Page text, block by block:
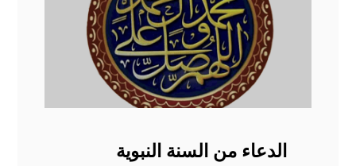
الدعاء من السنة النبوية